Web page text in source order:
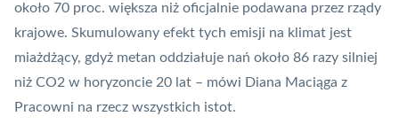
około 70 proc. większa niż oficjalnie podawana przez rządy
krajowe. Skumulowany efekt tych emisji na klimat jest
miażdżący, gdyż metan oddziałuje nań około 86 razy silniej
niż CO2 w horyzoncie 20 lat – mówi Diana Maciąga z
Pracowni na rzecz wszystkich istot.